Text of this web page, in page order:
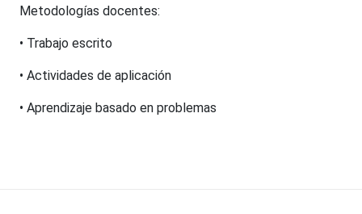
Metodologías docentes:
• Trabajo escrito
• Actividades de aplicación
• Aprendizaje basado en problemas